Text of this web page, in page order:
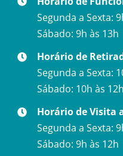
Segunda a Sexta:
Sábado: 9h às 13h
Horário de
Segunda a Sexta:
Sábado: 10h às 12h
Horário de Visita
Segunda a Sexta:
Sábado: 9h às 12h